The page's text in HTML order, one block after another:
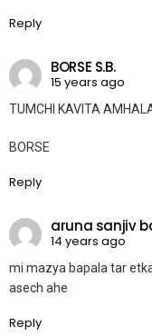
Reply
BORSE S.B.
15 years ago
TUMCHI KAVITA AMHALA
BORSE
Reply
aruna sanjiv
14 years ago
mi mazya bapala tar
asech ahe
Reply